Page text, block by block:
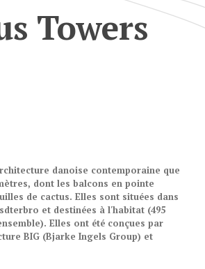
Towers
danoise contemporaine que
dont les balcons en pointe
de cactus. Elles sont situées dans
et destinées à l'habitat (495
Elles ont été conçues par
BIG (Bjarke Ingels Group) et